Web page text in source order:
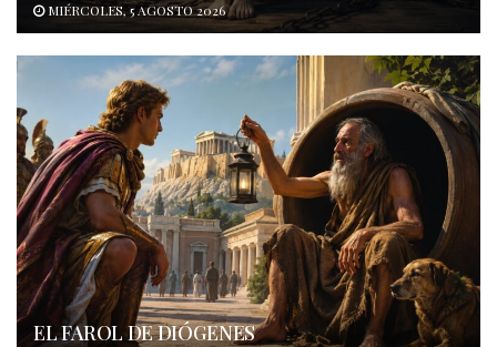
MIÉRCOLES, 5 AGOSTO 2026
EL FAROL DE DIÓGENES